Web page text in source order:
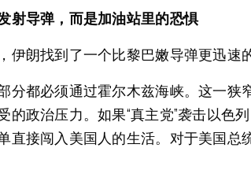
射导弹，而是加油站里的恐惧
伊朗找到了一个比黎巴嫩导弹更迅速
分都必须通过霍尔木兹海峡。这一
的政治压力。如果“真主党”袭击以
直接闯入美国人的生活。对于美国